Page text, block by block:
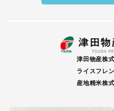
津田物産株
ライスフレ
産地精米株